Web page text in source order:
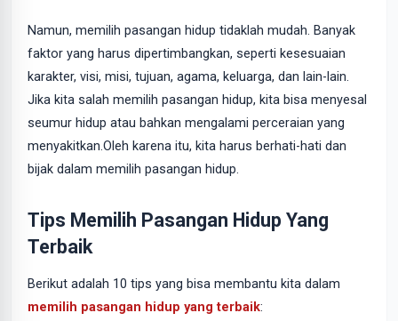
Namun, memilih pasangan hidup tidaklah mudah. Banyak
faktor yang harus dipertimbangkan, seperti kesesuaian
karakter, visi, misi, tujuan, agama, keluarga, dan lain-lain.
Jika kita salah memilih pasangan hidup, kita bisa menyesal
seumur hidup atau bahkan mengalami perceraian yang
menyakitkan.Oleh karena itu, kita harus berhati-hati dan
bijak dalam memilih pasangan hidup.
Tips Memilih Pasangan Hidup Yang
Terbaik
Berikut adalah 10 tips yang bisa membantu kita dalam
memilih pasangan hidup yang terbaik: